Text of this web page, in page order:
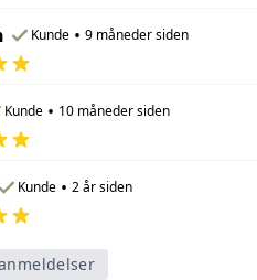
Kunde • 9 måneder siden
Kunde • 10 måneder siden
Kunde • 2 år siden